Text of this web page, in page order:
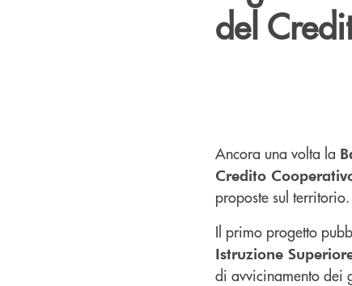
del
Ancora una volta la
Credito
proposte sul territorio.
Il primo progetto
Istruzione
di avvicinamento dei